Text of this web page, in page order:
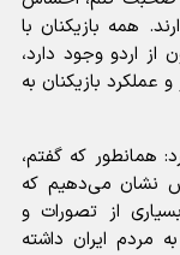
همه بازیکنان با
از اردو وجود دارد،
عملکرد بازیکنان به
همانطور که گفتم،
نشان می‌دهیم که
از تصورات و
مردم ایران داشته